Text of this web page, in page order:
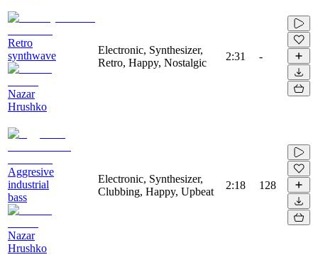
Retro
synthwave
Nazar
Hrushko
Electronic, Synthesizer,
Retro, Happy, Nostalgic
2:31 -
Aggresive
industrial
bass
Nazar
Hrushko
Electronic, Synthesizer,
Clubbing, Happy, Upbeat
2:18 128